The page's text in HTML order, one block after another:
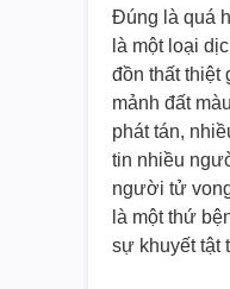
Đúng là quá
là một loại
đồn thất thiệt
mảnh đất
phát tán,
tin nhiều
người tử
là một thứ
sự khuyết tật